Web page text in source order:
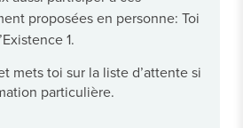
proposées en personne: Toi
1.
mets toi sur la liste d’attente si
particulière.